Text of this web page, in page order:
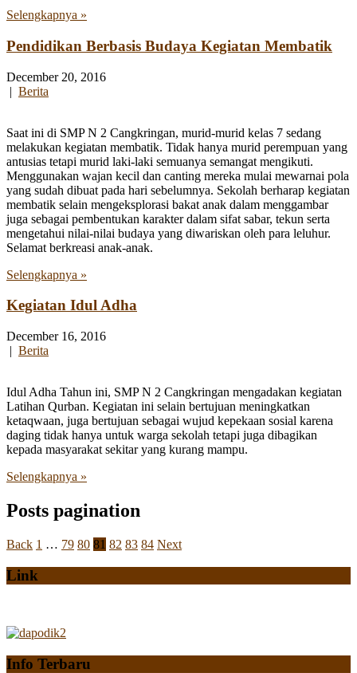
Selengkapnya »
Pendidikan Berbasis Budaya Kegiatan Membatik
December 20, 2016
| Berita
Saat ini di SMP N 2 Cangkringan, murid-murid kelas 7 sedang
melakukan kegiatan membatik. Tidak hanya murid perempuan yang
antusias tetapi murid laki-laki semuanya semangat mengikuti.
Menggunakan wajan kecil dan canting mereka mulai mewarnai pola
yang sudah dibuat pada hari sebelumnya. Sekolah berharap kegiatan
membatik selain mengeksplorasi bakat anak dalam menggambar
juga sebagai pembentukan karakter dalam sifat sabar, tekun serta
mengetahui nilai-nilai budaya yang diwariskan oleh para leluhur.
Selamat berkreasi anak-anak.
Selengkapnya »
Kegiatan Idul Adha
December 16, 2016
| Berita
Idul Adha Tahun ini, SMP N 2 Cangkringan mengadakan kegiatan
Latihan Qurban. Kegiatan ini selain bertujuan meningkatkan
ketaqwaan, juga bertujuan sebagai wujud kepekaan sosial karena
daging tidak hanya untuk warga sekolah tetapi juga dibagikan
kepada masyarakat sekitar yang kurang mampu.
Selengkapnya »
Posts pagination
Back 1 … 79 80 81 82 83 84 Next
Link
Info Terbaru